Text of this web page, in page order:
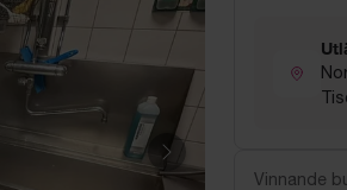
Nästa
Vinnande